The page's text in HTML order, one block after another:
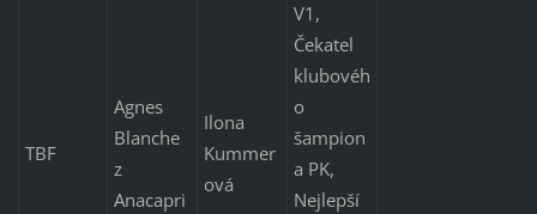
TBF
Agnes
Blanche
z
Anacapri
Ilona
Kummer
ová
V1,
Čekatel
klubovéh
o
šampion
a PK,
Nejlepší